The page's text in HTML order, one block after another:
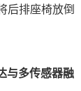
后排座椅放倒
与多传感器融